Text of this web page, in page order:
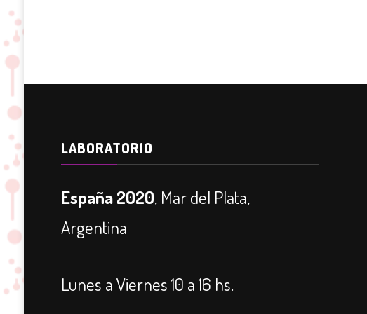
LABORATORIO
España 2020, Mar del Plata,
Argentina
Lunes a Viernes 10 a 16 hs.